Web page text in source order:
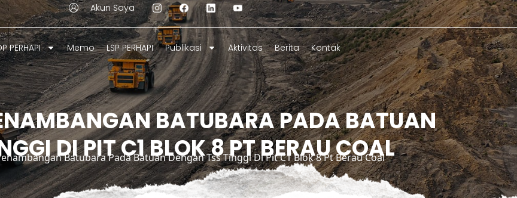
Akun Saya
PERHAPI Memo LSP PERHAPI Publikasi Aktivitas Berita Kontak
BATUBARA PADA BATUAN
DI PIT C1 BLOK 8 PT BERAU COAL
Batubara Pada Batuan Dengan Tss Tinggi Di Pit C1 Blok 8 Pt Berau Coal